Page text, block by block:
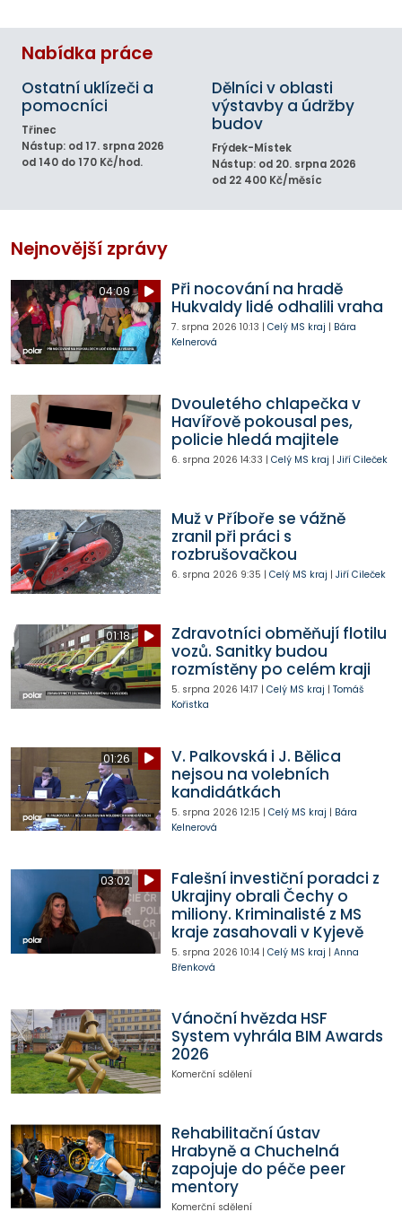
Nabídka práce
Ostatní uklízeči a
pomocníci
Třinec
Nástup: od 17. srpna 2026
od 140 do 170 Kč/hod.
Dělníci v oblasti
výstavby a údržby
budov
Frýdek-Místek
Nástup: od 20. srpna 2026
od 22 400 Kč/měsíc
Nejnovější zprávy
04:09
Při nocování na hradě
Hukvaldy lidé odhalili vraha
7. srpna 2026 10:13 | Celý MS kraj | Bára
Kelnerová
Dvouletého chlapečka v
Havířově pokousal pes,
policie hledá majitele
6. srpna 2026 14:33 | Celý MS kraj | Jiří Cileček
Muž v Příboře se vážně
zranil při práci s
rozbrušovačkou
6. srpna 2026 9:35 | Celý MS kraj | Jiří Cileček
01:18
Zdravotníci obměňují flotilu
vozů. Sanitky budou
rozmístěny po celém kraji
5. srpna 2026 14:17 | Celý MS kraj | Tomáš
Kořistka
01:26
V. Palkovská i J. Bělica
nejsou na volebních
kandidátkách
5. srpna 2026 12:15 | Celý MS kraj | Bára
Kelnerová
03:02
Falešní investiční poradci z
Ukrajiny obrali Čechy o
miliony. Kriminalisté z MS
kraje zasahovali v Kyjevě
5. srpna 2026 10:14| Celý MS kraj | Anna
Břenková
Vánoční hvězda HSF
System vyhrála BIM Awards
2026
Komerční sdělení
Rehabilitační ústav
Hrabyně a Chuchelná
zapojuje do péče peer
mentory
Komerční sdělení